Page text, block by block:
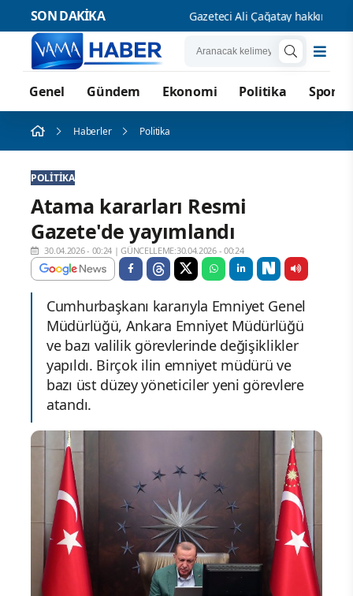
SON DAKİKA Gazeteci Ali Çağatay hakkında 5
Genel Gündem Ekonomi Politika Spor
Haberler Politika
POLITIKA
Atama kararları Resmi
Gazete'de yayımlandı
30.04.2026 - 00:24 |GÜNCELLEME:30.04.2026 - 00:24
Cumhurbaşkanı kararıyla Emniyet Genel
Müdürlüğü, Ankara Emniyet Müdürlüğü
ve bazı valilik görevlerinde değişiklikler
yapıldı. Birçok ilin emniyet müdürü ve
bazı üst düzey yöneticiler yeni görevlere
atandı.